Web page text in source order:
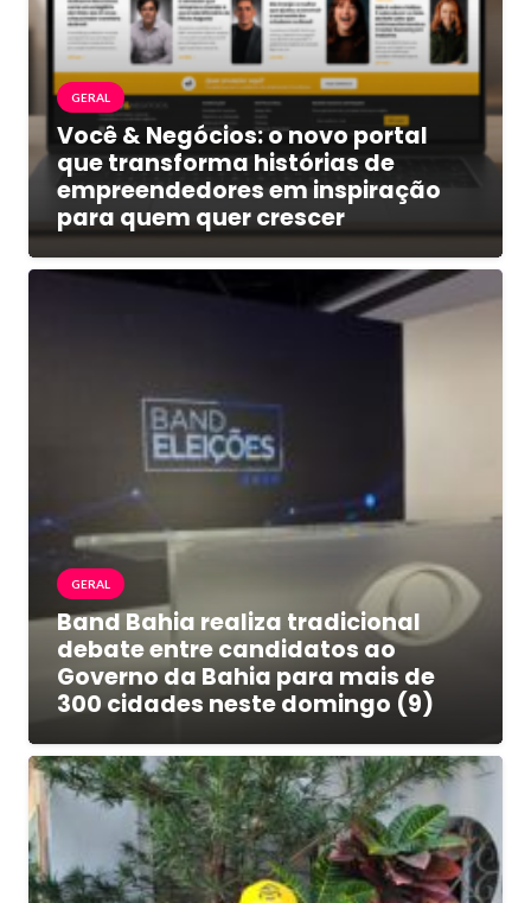
GERAL
Você & Negócios: o novo portal
que transforma histórias de
empreendedores em inspiração
para quem quer crescer
GERAL
Band Bahia realiza tradicional
debate entre candidatos ao
Governo da Bahia para mais de
300 cidades neste domingo (9)